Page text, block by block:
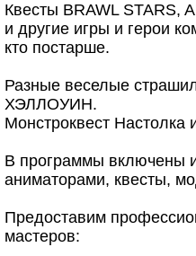
Квесты BRAWL STARS,
и другие игры и герои
кто постарше.
Разные веселые
ХЭЛЛОУИН.
Монстроквест Настолка
В программы включены
аниматорами, квесты,
Предоставим
мастеров: